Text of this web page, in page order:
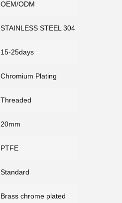
OEM/ODM
STAINLESS STEEL 304
15-25days
Chromium Plating
Threaded
20mm
PTFE
Standard
Brass chrome plated